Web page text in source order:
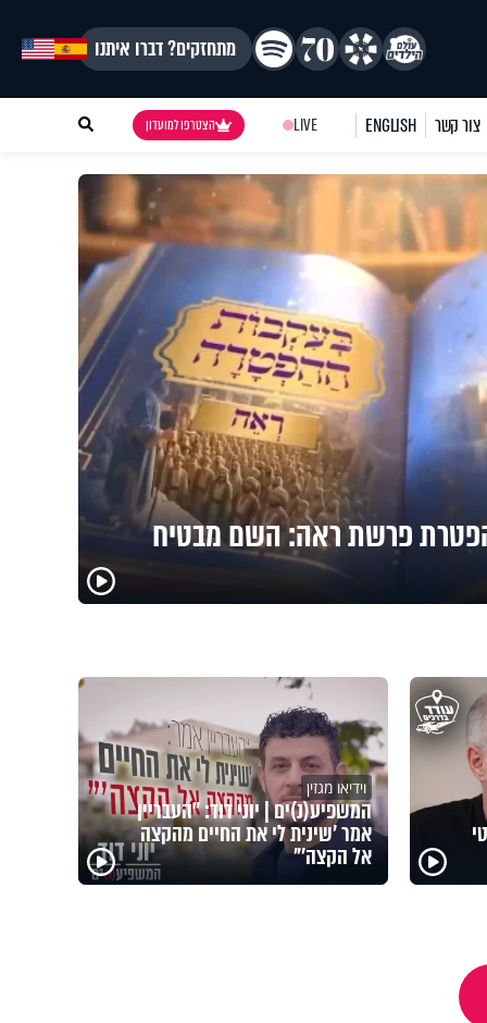
מתחזקים? דברו איתנו
צור קשר ENGLISH
LIVE הצטרפו למועדון
פרשת ראה: השם מבטיח
וידיאו מגזין
המשפיע(נ)ים | יוני דוד: "העבריין
אמר 'שינית לי את החיים מהקצה
אל הקצה'"